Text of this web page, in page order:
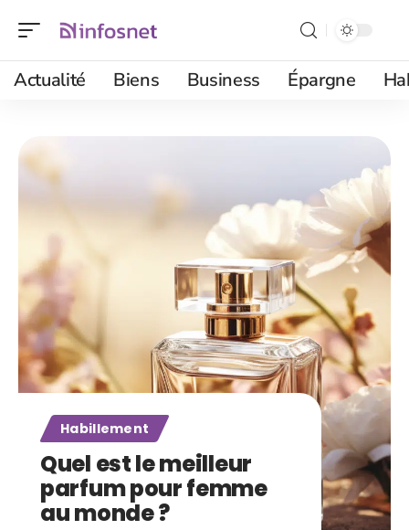
Actualité Biens Business Épargne
Habillement
Quel est le meilleur
parfum pour femme
au monde ?